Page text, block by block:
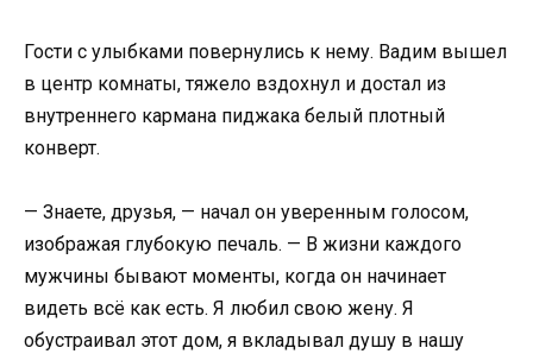
Гости с улыбками повернулись к нему. Вадим вышел
в центр комнаты, тяжело вздохнул и достал из
внутреннего кармана пиджака белый плотный
конверт.
— Знаете, друзья, — начал он уверенным голосом,
изображая глубокую печаль. — В жизни каждого
мужчины бывают моменты, когда он начинает
видеть всё как есть. Я любил свою жену. Я
обустраивал этот дом, я вкладывал душу в нашу